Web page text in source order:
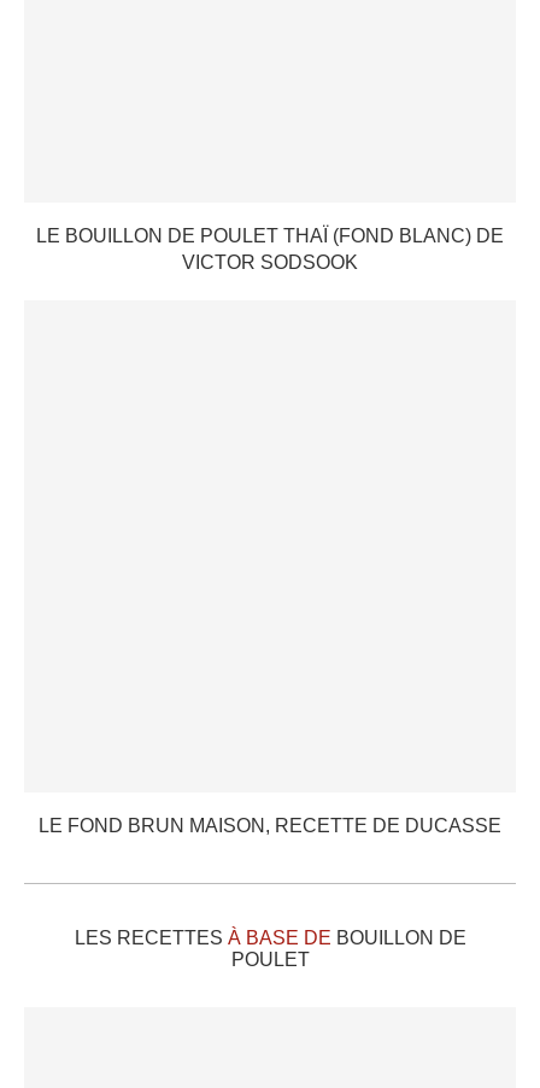
LE BOUILLON DE POULET THAÏ (FOND BLANC) DE
VICTOR SODSOOK
LE FOND BRUN MAISON, RECETTE DE DUCASSE
LES RECETTES À BASE DE BOUILLON DE
POULET